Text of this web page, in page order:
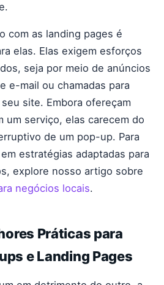
com as landing pages é
elas. Elas exigem esforços
seja por meio de anúncios
e-mail ou chamadas para
site. Embora ofereçam
um serviço, elas carecem do
de um pop-up. Para
estratégias adaptadas para
explore nosso artigo sobre
negócios locais.
Práticas para
e Landing Pages